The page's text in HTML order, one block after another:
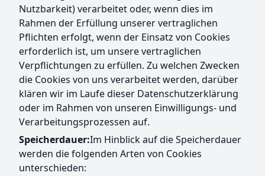
Nutzbarkeit) verarbeitet oder, wenn dies im
Rahmen der Erfüllung unserer vertraglichen
Pflichten erfolgt, wenn der Einsatz von Cookies
erforderlich ist, um unsere vertraglichen
Verpflichtungen zu erfüllen. Zu welchen Zwecken
die Cookies von uns verarbeitet werden, darüber
klären wir im Laufe dieser Datenschutzerklärung
oder im Rahmen von unseren Einwilligungs- und
Verarbeitungsprozessen auf.
Speicherdauer:Im Hinblick auf die Speicherdauer
werden die folgenden Arten von Cookies
unterschieden: